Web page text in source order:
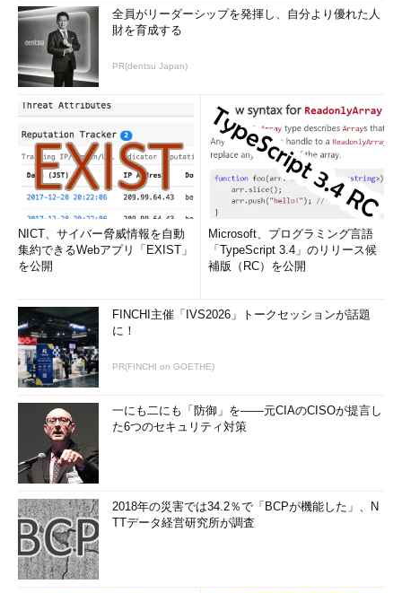
全員がリーダーシップを発揮し、自分より優れた人
財を育成する
PR(dentsu Japan)
NICT、サイバー脅威情報を自動
集約できるWebアプリ「EXIST」
を公開
Microsoft、プログラミング言語
「TypeScript 3.4」のリリース候
補版（RC）を公開
FINCHI主催「IVS2026」トークセッションが話題
に！
PR(FINCHI on GOETHE)
一にも二にも「防御」を――元CIAのCISOが提言し
た6つのセキュリティ対策
2018年の災害では34.2％で「BCPが機能した」、N
TTデータ経営研究所が調査